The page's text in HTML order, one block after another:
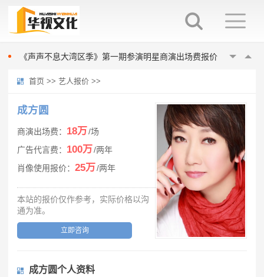
0713再就业男团商演报价多少
港台明星歌手商演出场费报价
《声声不息大湾区季》第一期参演明星商演出场费报价
商演出场费200万以上的明星歌手
《声声不息大湾区季》第一期参演明星商演出场费报价
首页 >> 艺人报价 >>
成方圆
商演出场费： 18万/场
广告代言费： 100万/两年
肖像使用报价： 25万/两年
本站的报价仅作参考，实际价格以沟
通为准。
立即咨询
成方圆个人资料